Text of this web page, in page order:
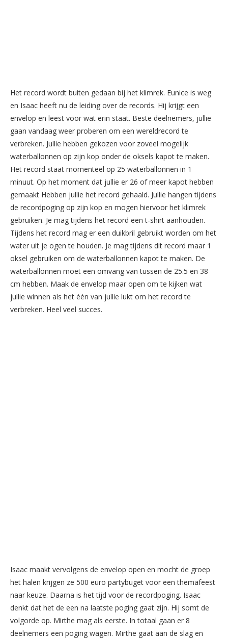
Het record wordt buiten gedaan bij het klimrek. Eunice is weg
en Isaac heeft nu de leiding over de records. Hij krijgt een
envelop en leest voor wat erin staat. Beste deelnemers, jullie
gaan vandaag weer proberen om een wereldrecord te
verbreken. Jullie hebben gekozen voor zoveel mogelijk
waterballonnen op zijn kop onder de oksels kapot te maken.
Het record staat momenteel op 25 waterballonnen in 1
minuut. Op het moment dat jullie er 26 of meer kapot hebben
gemaakt Hebben jullie het record gehaald. Jullie hangen tijdens
de recordpoging op zijn kop en mogen hiervoor het klimrek
gebruiken. Je mag tijdens het record een t-shirt aanhouden.
Tijdens het record mag er een duikbril gebruikt worden om het
water uit je ogen te houden. Je mag tijdens dit record maar 1
oksel gebruiken om de waterballonnen kapot te maken. De
waterballonnen moet een omvang van tussen de 25.5 en 38
cm hebben. Maak de envelop maar open om te kijken wat
jullie winnen als het één van jullie lukt om het record te
verbreken. Heel veel succes.
Isaac maakt vervolgens de envelop open en mocht de groep
het halen krijgen ze 500 euro partybuget voor een themafeest
naar keuze. Daarna is het tijd voor de recordpoging. Isaac
denkt dat het de een na laatste poging gaat zijn. Hij somt de
volgorde op. Mirthe mag als eerste. In totaal gaan er 8
deelnemers een poging wagen. Mirthe gaat aan de slag en